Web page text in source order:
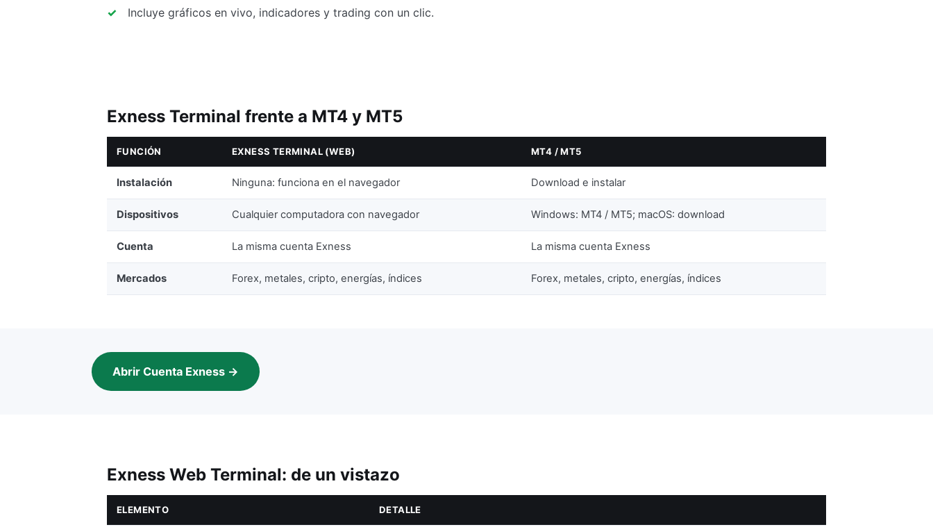
Incluye gráficos en vivo, indicadores y trading con un clic.
Exness Terminal frente a MT4 y MT5
FUNCIÓN EXNESS TERMINAL (WEB) MT4 / MT5
Instalación Ninguna: funciona en el navegador Download e instalar
Dispositivos Cualquier computadora con navegador Windows: MT4 / MT5; macOS: download
Cuenta La misma cuenta Exness La misma cuenta Exness
Mercados Forex, metales, cripto, energías, índices Forex, metales, cripto, energías, índices
Abrir Cuenta Exness →
Exness Web Terminal: de un vistazo
ELEMENTO DETALLE